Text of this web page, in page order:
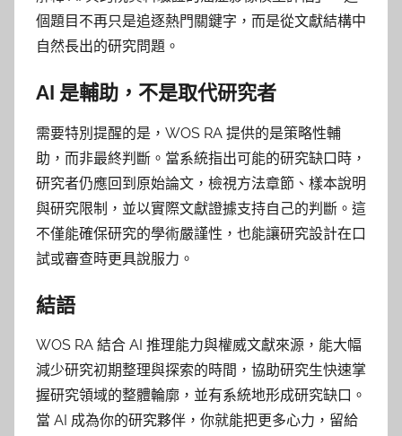
個題目不再只是追逐熱門關鍵字，而是從文獻結構中
自然長出的研究問題。
AI 是輔助，不是取代研究者
需要特別提醒的是，WOS RA 提供的是策略性輔
助，而非最終判斷。當系統指出可能的研究缺口時，
研究者仍應回到原始論文，檢視方法章節、樣本說明
與研究限制，並以實際文獻證據支持自己的判斷。這
不僅能確保研究的學術嚴謹性，也能讓研究設計在口
試或審查時更具說服力。
結語
WOS RA 結合 AI 推理能力與權威文獻來源，能大幅
減少研究初期整理與探索的時間，協助研究生快速掌
握研究領域的整體輪廓，並有系統地形成研究缺口。
當 AI 成為你的研究夥伴，你就能把更多心力，留給